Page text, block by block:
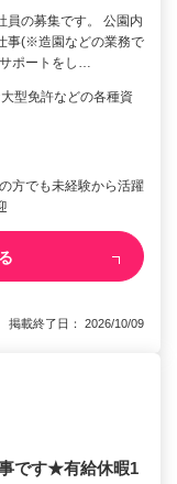
員の募集です。 公園内
事(※造園などの業務で
ポートをし…
型免許などの各種資
方でも未経験から活躍
載終了日： 2026/10/09
です★有給休暇1